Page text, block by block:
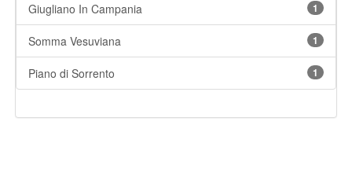
Giugliano In Campania 1
Somma Vesuviana 1
Piano di Sorrento 1